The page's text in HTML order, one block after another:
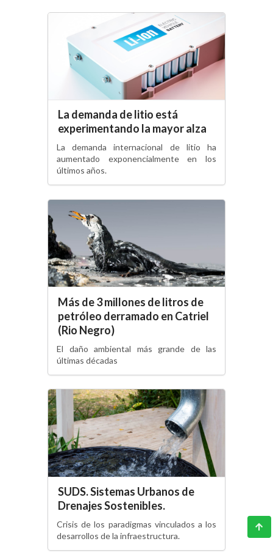
La demanda de litio está
experimentando la mayor alza
La demanda internacional de litio ha
aumentado exponencialmente en los
últimos años.
Más de 3 millones de litros de
petróleo derramado en Catriel
(Rio Negro)
El daño ambiental más grande de las
últimas décadas
SUDS. Sistemas Urbanos de
Drenajes Sostenibles.
Crisis de los paradigmas vinculados a los
desarrollos de la infraestructura.